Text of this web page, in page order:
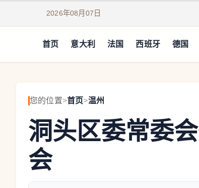
2026年08月07日
首页 意大利 法国 西班牙 德国
您的位置>首页>温州
洞头区委常委
会